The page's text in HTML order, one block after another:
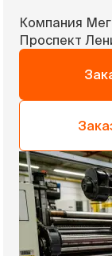
Компания
Проспект